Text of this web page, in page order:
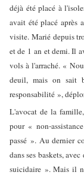
déjà été placé à
avait été placé après
visite. Marié depuis
et de 1 an et demi. Il
vols à l'arraché. «
deuil, mais on sait
responsabilité »,
L'avocat de la
pour « non-
passé ». Au dernier
dans ses baskets,
suicidaire ». Mais il